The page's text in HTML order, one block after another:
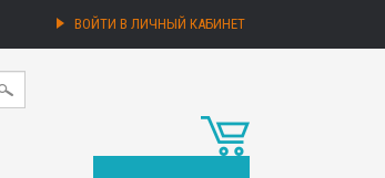
ВОЙТИ В ЛИЧНЫЙ КАБИНЕТ